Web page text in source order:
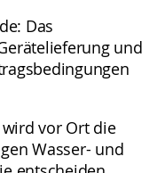
Das
und
vor Ort die
Wasser- und